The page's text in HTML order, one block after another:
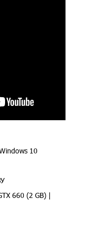
10
660 (2 GB) |